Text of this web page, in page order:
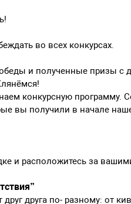
во всех конкурсах.
и полученные призы с
конкурсную программу.
вы получили в начале
и расположитесь за
друга по- разному: от